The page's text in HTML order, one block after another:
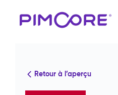
Retour à l’aperçu